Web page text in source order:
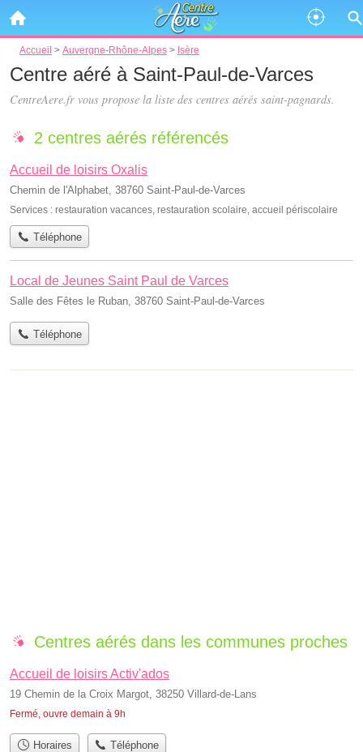
Accueil > Auvergne-Rhône-Alpes > Isère
Centre aéré à Saint-Paul-de-Varces
CentreAere.fr vous propose la liste des centres aérés saint-pagnards.
2 centres aérés référencés
Accueil de loisirs Oxalis
Chemin de l'Alphabet, 38760 Saint-Paul-de-Varces
Services : restauration vacances, restauration scolaire, accueil périscolaire
Téléphone
Local de Jeunes Saint Paul de Varces
Salle des Fêtes le Ruban, 38760 Saint-Paul-de-Varces
Téléphone
Centres aérés dans les communes proches
Accueil de loisirs Activ'ados
19 Chemin de la Croix Margot, 38250 Villard-de-Lans
Fermé, ouvre demain à 9h
Horaires Téléphone